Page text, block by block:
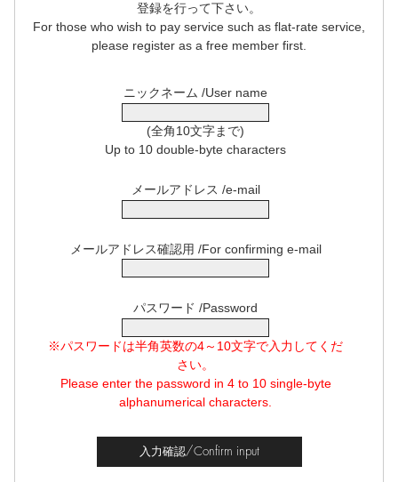
登録を行って下さい。
For those who wish to pay service such as flat-rate service,
please register as a free member first.
ニックネーム /User name
(全角10文字まで)
Up to 10 double-byte characters
メールアドレス /e-mail
メールアドレス確認用 /For confirming e-mail
パスワード /Password
※パスワードは半角英数の4～10文字で入力してくだ
さい。
Please enter the password in 4 to 10 single-byte
alphanumerical characters.